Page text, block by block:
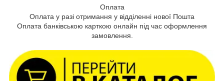
Оплата
Оплата у разі отримання у відділенні нової Пошта
Оплата банківською карткою онлайн під час оформлення
замовлення.